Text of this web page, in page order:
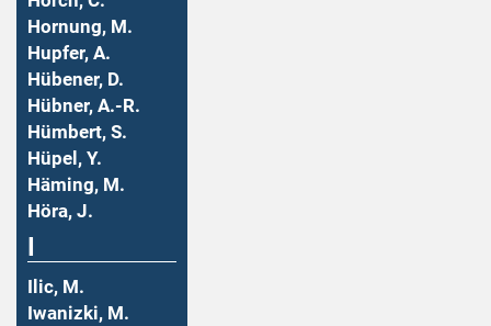
Hornung, M.
Hupfer, A.
Hübener, D.
Hübner, A.-R.
Hümbert, S.
Hüpel, Y.
Häming, M.
Höra, J.
Ilic, M.
Iwanizki, M.